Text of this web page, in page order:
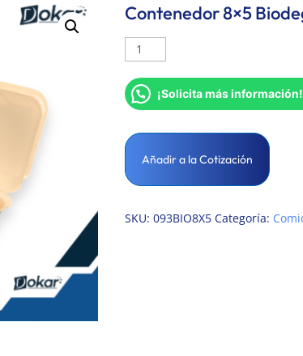
Contenedor 8×5
¡Solicita más información!
Añadir a la Cotización
SKU: 093BIO8X5 Categoría: